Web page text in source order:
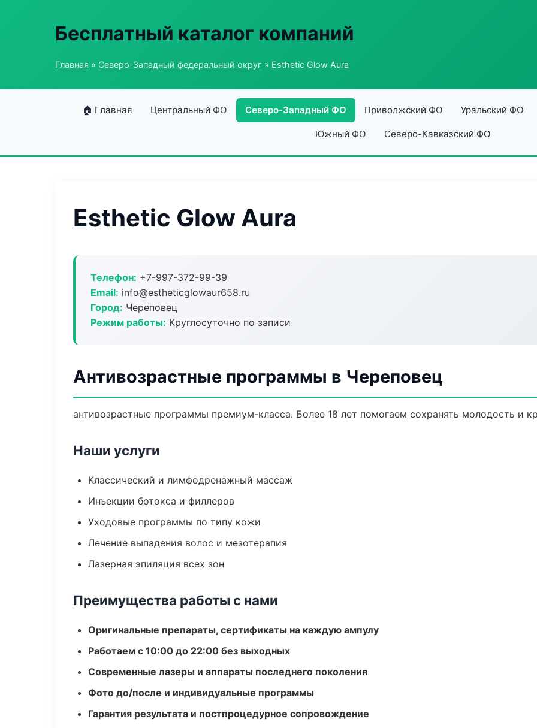
Бесплатный каталог компаний
Главная » Северо-Западный федеральный округ » Esthetic Glow Aura
🏠 Главная Центральный ФО Северо-Западный ФО Приволжский ФО Уральский ФО
Южный ФО Северо-Кавказский ФО
Esthetic Glow Aura
Телефон: +7-997-372-99-39
Email: info@estheticglowaur658.ru
Город: Череповец
Режим работы: Круглосуточно по записи
Антивозрастные программы в Череповец
антивозрастные программы премиум-класса. Более 18 лет помогаем сохранять молодость и
Наши услуги
Классический и лимфодренажный массаж
Инъекции ботокса и филлеров
Уходовые программы по типу кожи
Лечение выпадения волос и мезотерапия
Лазерная эпиляция всех зон
Преимущества работы с нами
Оригинальные препараты, сертификаты на каждую ампулу
Работаем с 10:00 до 22:00 без выходных
Современные лазеры и аппараты последнего поколения
Фото до/после и индивидуальные программы
Гарантия результата и постпроцедурное сопровождение